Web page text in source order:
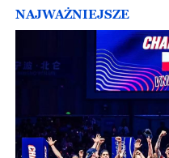
NAJWAŻNIEJSZE